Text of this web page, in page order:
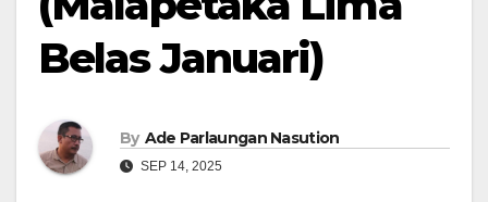
Belas Januari)
By Ade Parlaungan Nasution
SEP 14, 2025